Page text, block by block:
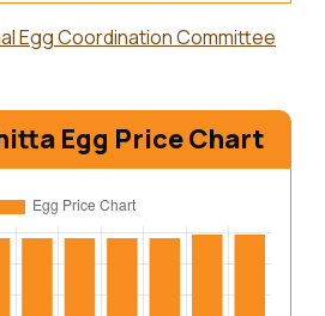
Egg Coordination Committee
Egg Price Chart